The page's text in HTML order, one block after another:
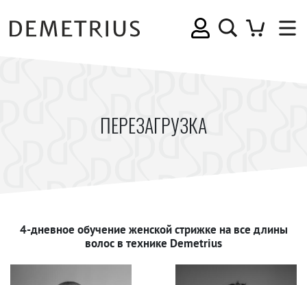
ПЕРЕЗАГРУЗКА
4-дневное обучение женской стрижке на все длины
волос в технике Demetrius